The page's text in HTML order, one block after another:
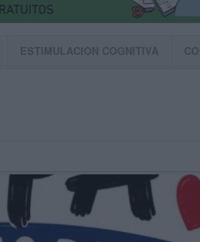
ESTIMULACION COGNITIVA